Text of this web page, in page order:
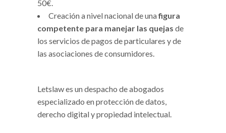
50€.
Creación a nivel nacional de unafigura
competente para manejar las quejas de
los servicios de pagos de particulares y de
las asociaciones de consumidores.
Letslaw es un despacho de abogados
especializado en protección de datos,
derecho digital y propiedad intelectual.